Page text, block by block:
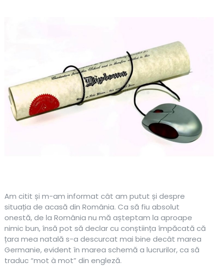
Am citit și m-am informat cât am putut și despre
situația de acasă din România. Ca să fiu absolut
onestă, de la România nu mă așteptam la aproape
nimic bun, însă pot să declar cu conștiința împăcată că
țara mea natală s-a descurcat mai bine decât marea
Germanie, evident în marea schemă a lucrurilor, ca să
traduc “mot à mot” din engleză.